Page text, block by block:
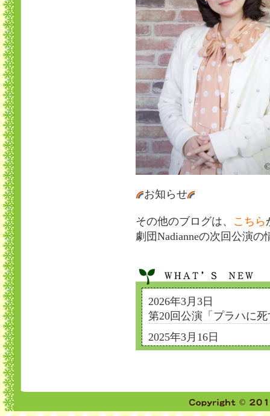
お知らせ
その他のブログは、 こちら
劇団Nadianneの次回公演の
2026年3月3日
第20回公演「プラハに
2025年3月16日
劇団結成から21年のご
2024年1月1日